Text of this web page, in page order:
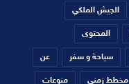
الجيش الملكي
المحتوى
سياحة و سفر عن
مخطط زمني منوعات